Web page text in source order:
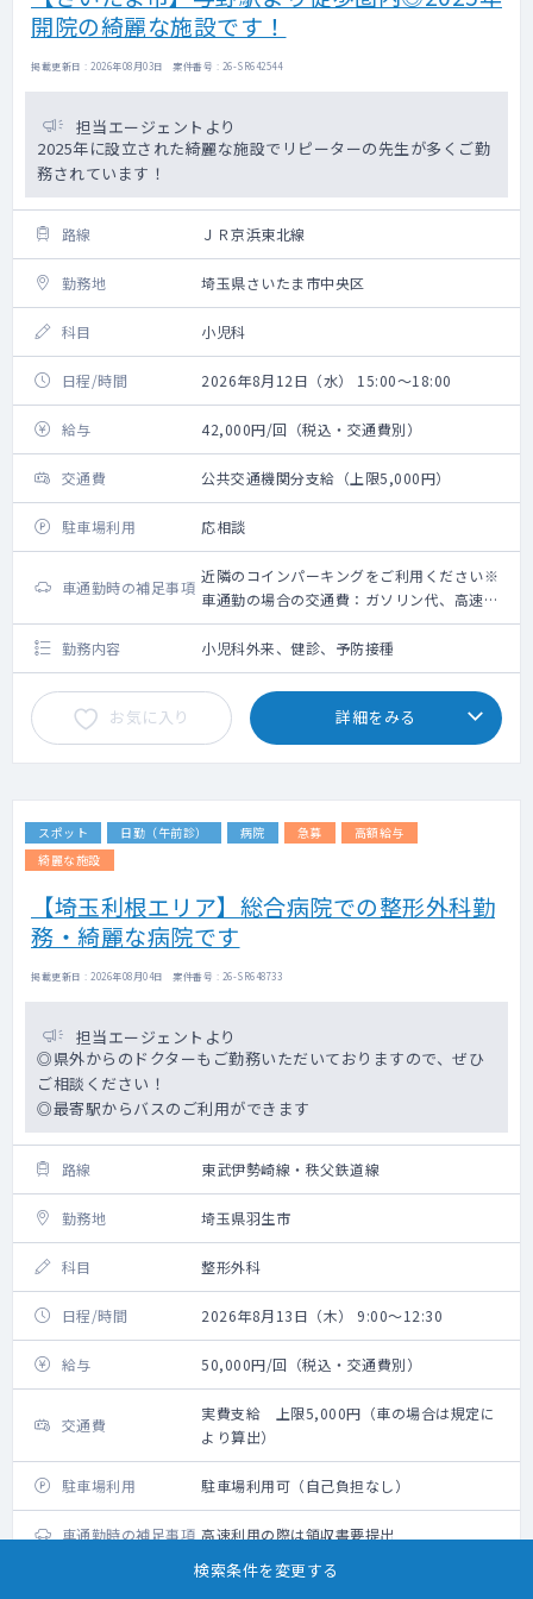
開院の綺麗な施設です！
掲載更新日 : 2026年08月03日 案件番号 : 26-SR642544
担当エージェントより
2025年に設立された綺麗な施設でリピーターの先生が多くご勤
務されています！
路線 ＪＲ京浜東北線
勤務地 埼玉県さいたま市中央区
科目 小児科
日程/時間 2026年8月12日（水） 15:00～18:00
給与 42,000円/回（税込・交通費別）
交通費 公共交通機関分支給（上限5,000円）
駐車場利用 応相談
車通勤時の補足事項
近隣のコインパーキングをご利用ください※
車通勤の場合の交通費：ガソリン代、高速道
路利用料金（上限5,000円）＋駐車場代（上
限2,000円）
勤務内容 小児科外来、健診、予防接種
お気に入り 詳細をみる
スポット 日勤（午前診） 病院 急募
高額給与
綺麗な施設
【埼玉利根エリア】総合病院での整形外科勤
務・綺麗な病院です
掲載更新日 : 2026年08月04日 案件番号 : 26-SR648733
担当エージェントより
◎県外からのドクターもご勤務いただいておりますので、ぜひ
ご相談ください！
◎最寄駅からバスのご利用ができます
路線 東武伊勢崎線・秩父鉄道線
勤務地 埼玉県羽生市
科目 整形外科
日程/時間 2026年8月13日（木） 9:00～12:30
給与 50,000円/回（税込・交通費別）
交通費
実費支給 上限5,000円（車の場合は規定に
より算出）
駐車場利用 駐車場利用可（自己負担なし）
車通勤時の補足事項 高速利用の際は領収書要提出
整形外科外来、救急対応、病棟管理
検索条件を変更する